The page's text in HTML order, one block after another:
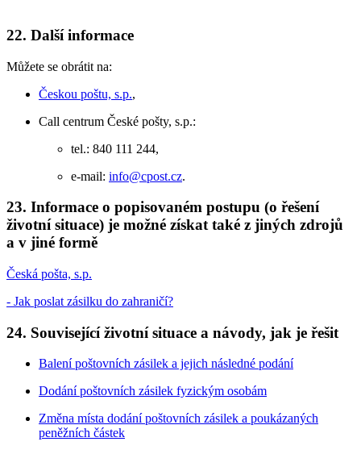
22. Další informace
Můžete se obrátit na:
Českou poštu, s.p.,
Call centrum České pošty, s.p.:
tel.: 840 111 244,
e-mail: info@cpost.cz.
23. Informace o popisovaném postupu (o řešení
životní situace) je možné získat také z jiných zdrojů
a v jiné formě
Česká pošta, s.p.
- Jak poslat zásilku do zahraničí?
24. Související životní situace a návody, jak je řešit
Balení poštovních zásilek a jejich následné podání
Dodání poštovních zásilek fyzickým osobám
Změna místa dodání poštovních zásilek a poukázaných
peněžních částek